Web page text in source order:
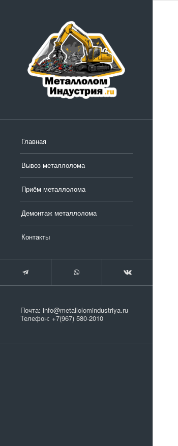
Главная
Вывоз металлолома
Приём металлолома
Демонтаж металлолома
Контакты
Почта: info@metallolomindustriya.ru
Телефон: +7(967) 580-2010